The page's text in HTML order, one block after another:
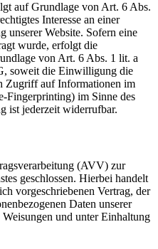
auf Grundlage von Art. 6 Abs.
Interesse an einer
unserer Website. Sofern eine
wurde, erfolgt die
von Art. 6 Abs. 1 lit. a
soweit die Einwilligung die
Zugriff auf Informationen im
Fingerprinting) im Sinne des
ist jederzeit widerrufbar.
(AVV) zur
geschlossen. Hierbei handelt
vorgeschriebenen Vertrag, der
Daten unserer
und unter Einhaltung